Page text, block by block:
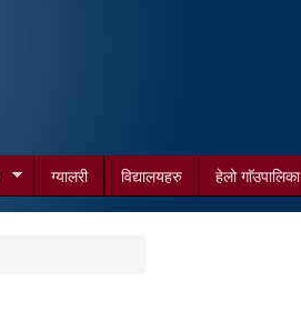
ग्यालरी विद्यालयहरु हेलो गाॅउपालिका